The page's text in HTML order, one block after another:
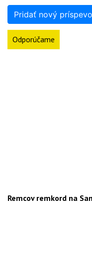
Pridať nový
Odporúčame
Remcov remkord na